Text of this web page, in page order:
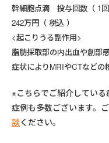
幹細胞点滴 投与回数（ 1回
242万円（ 税込 ）
<起こりうる副作用>
脂肪採取部の内出血や創部
症状によりMRIやCTなどの
※こちらでご紹介してい
症例も多数ございます。
談ください。